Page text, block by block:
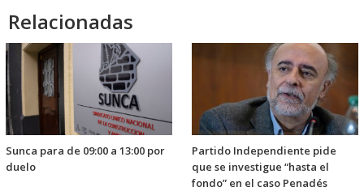
Relacionadas
Sunca para de 09:00 a 13:00 por
duelo
Partido Independiente pide
que se investigue “hasta el
fondo” en el caso Penadés